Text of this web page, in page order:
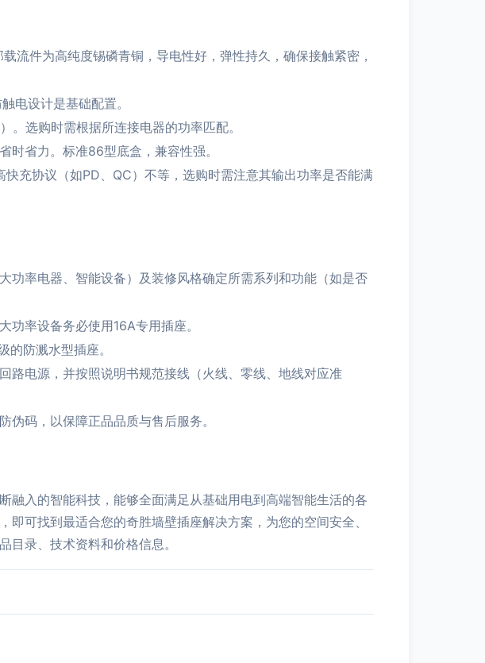
流件为高纯度锡磷青铜，导电性好，弹性持久，确保接触紧密，
电设计是基础配置。
。选购时需根据所连接电器的功率匹配。
时省力。标准86型底盒，兼容性强。
充协议（如PD、QC）不等，选购时需注意其输出功率是否能满
功率电器、智能设备）及装修风格确定所需系列和功能（如是否
功率设备务必使用16A专用插座。
的防溅水型插座。
路电源，并按照说明书规范接线（火线、零线、地线对应准
伪码，以保障正品品质与售后服务。
融入的智能科技，能够全面满足从基础用电到高端智能生活的各
可找到最适合您的奇胜墙壁插座解决方案，为您的空间安全、
录、技术资料和价格信息。